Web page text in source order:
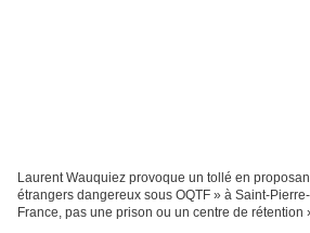
Laurent Wauquiez provoque un tollé en
étrangers dangereux sous OQTF » à Saint-
France, pas une prison ou un centre de rétention